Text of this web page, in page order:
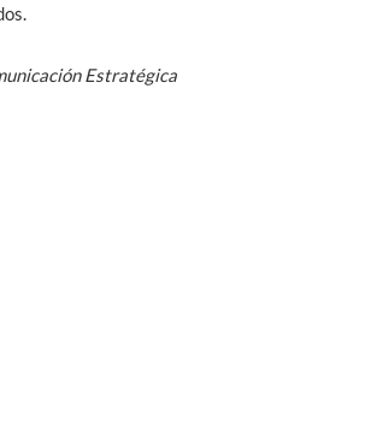
Estratégica